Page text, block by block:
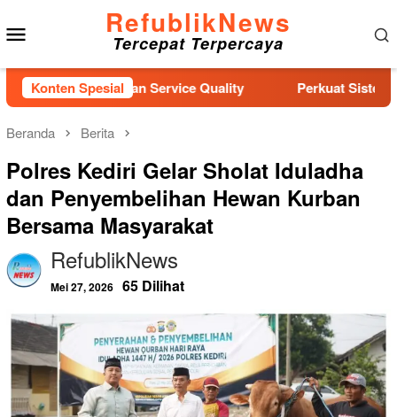
ke
konten
RefublikNews
Tercepat Terpercaya
Konten Spesial
Pelatihan Service Quality Perkuat Sistem
Beranda Berita
Polres Kediri Gelar Sholat Iduladha
dan Penyembelihan Hewan Kurban
Bersama Masyarakat
RefublikNews
Mei 27, 2026 65 Dilihat